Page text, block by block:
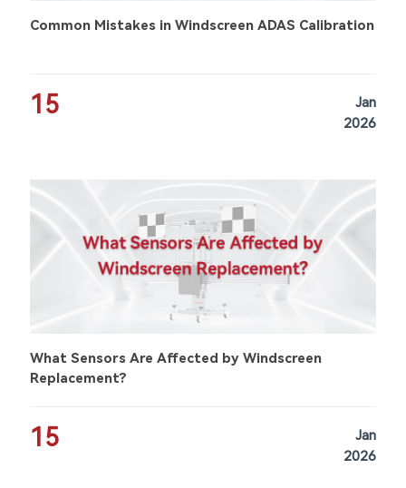
Common Mistakes in Windscreen ADAS Calibration
15
Jan
2026
What Sensors Are Affected by Windscreen
Replacement?
15
Jan
2026